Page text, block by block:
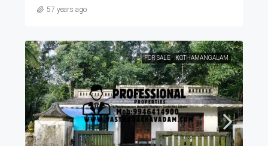
57 years ago
FOR SALE KOTHAMANGALAM